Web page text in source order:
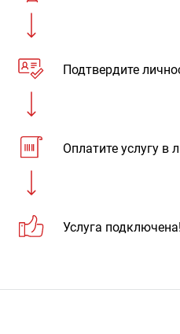
Подтвердите
Оплатите услугу в
Услуга подключена!